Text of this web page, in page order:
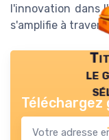
l'innovation dans
s'amplifie à
le